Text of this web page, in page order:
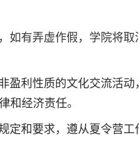
有弄虚作假，学院将取
盈利性质的文化交流活
和经济责任。
定和要求，遵从夏令营